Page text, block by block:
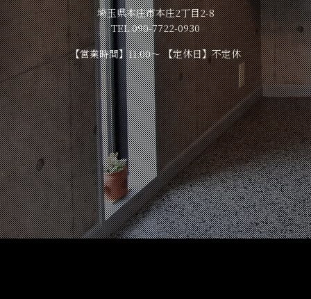
埼玉県本庄市本庄2丁目2-8
TEL.090-7722-0930
【営業時間】11:00～ 【定休日】不定休